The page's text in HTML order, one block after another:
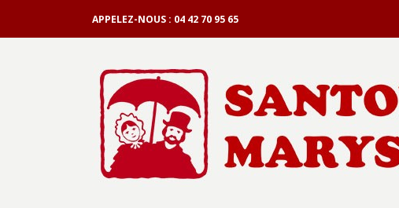
APPELEZ-NOUS : 04 42 70 95 65